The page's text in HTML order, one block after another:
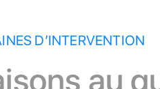
D’INTERVENTION
au